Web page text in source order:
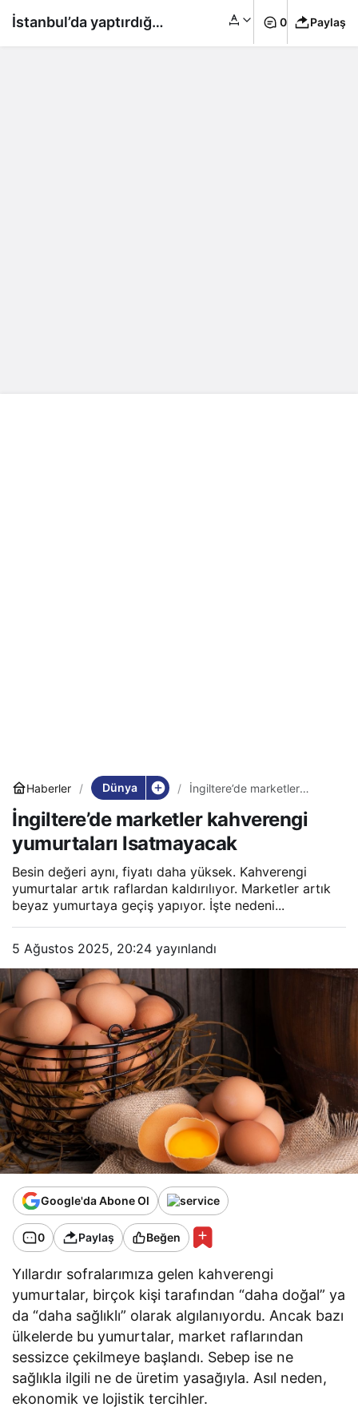
Haberler Dünya
İngiltere’de marketler
lsatmayacak
İngiltere’de marketler kahverengi
yumurtaları lsatmayacak
Besin değeri aynı, fiyatı daha yüksek. Kahverengi
yumurtalar artık raflardan kaldırılıyor. Marketler artık
beyaz yumurtaya geçiş yapıyor. İşte nedeni...
5 Ağustos 2025, 20:24 yayınlandı
Google'da Abone Ol
0 Paylaş Beğen
Yıllardır sofralarımıza gelen kahverengi
yumurtalar, birçok kişi tarafından “daha doğal” ya
da “daha sağlıklı” olarak algılanıyordu. Ancak bazı
ülkelerde bu yumurtalar, market raflarından
sessizce çekilmeye başlandı. Sebep ise ne
sağlıkla ilgili ne de üretim yasağıyla. Asıl neden,
ekonomik ve lojistik tercihler.
İstanbul’da yaptırdığı 0 Paylaş